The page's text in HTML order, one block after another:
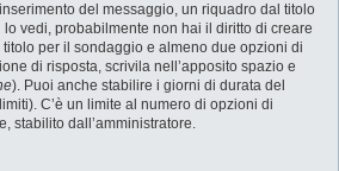
del messaggio, un riquadro dal titolo
lo vedi, probabilmente non hai il diritto di creare
per il sondaggio e almeno due opzioni di
di risposta, scrivila nell’apposito spazio e
). Puoi anche stabilire i giorni di durata del
C’è un limite al numero di opzioni di
stabilito dall’amministratore.